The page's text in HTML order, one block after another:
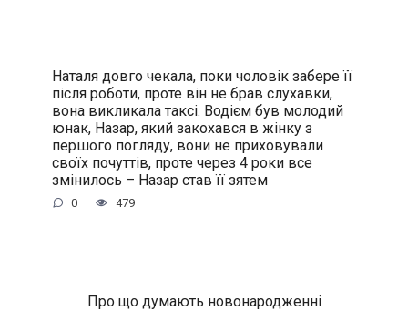
Наталя довго чекала, поки чоловік забере її
після роботи, проте він не брав слухавки,
вона викликала таксі. Водієм був молодий
юнак, Назар, який закохався в жінку з
першого погляду, вони не приховували
своїх почуттів, проте через 4 роки все
змінилось – Назар став її зятем
0 479
Про що думають новонародженні